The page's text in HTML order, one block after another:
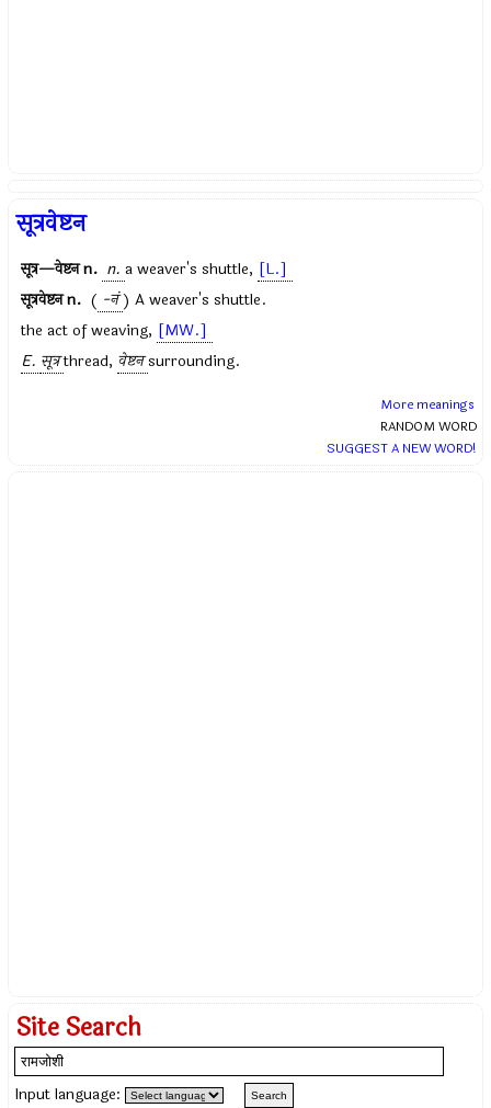
सूत्रवेष्टन
सूत्र—वेष्टनn. n. a weaver's shuttle, [L.]
सूत्रवेष्टनn. ( -नं) A weaver's shuttle.
the act of weaving, [MW.]
E. सूत्रthread, वेष्टनsurrounding.
More meanings
RANDOM WORD
SUGGEST A NEW WORD!
Site Search
Input language: